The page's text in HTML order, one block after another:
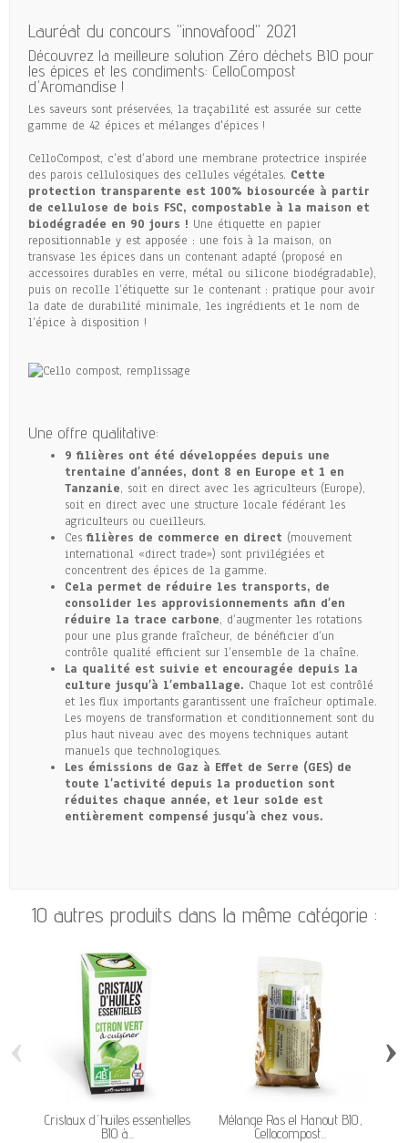
Lauréat du concours "innovafood" 2021
Découvrez la meilleure solution Zéro déchets BIO pour
les épices et les condiments: CelloCompost
d'Aromandise !
Les saveurs sont préservées, la traçabilité est assurée sur cette
gamme de 42 épices et mélanges d'épices !
CelloCompost, c’est d’abord une membrane protectrice inspirée
des parois cellulosiques des cellules végétales. Cette
protection transparente est 100% biosourcée à partir
de cellulose de bois FSC, compostable à la maison et
biodégradée en 90 jours ! Une étiquette en papier
repositionnable y est apposée : une fois à la maison, on
transvase les épices dans un contenant adapté (proposé en
accessoires durables en verre, métal ou silicone biodégradable),
puis on recolle l’étiquette sur le contenant : pratique pour avoir
la date de durabilité minimale, les ingrédients et le nom de
l’épice à disposition !
Une offre qualitative:
9 filières ont été développées depuis une
trentaine d’années, dont 8 en Europe et 1 en
Tanzanie, soit en direct avec les agriculteurs (Europe),
soit en direct avec une structure locale fédérant les
agriculteurs ou cueilleurs.
Cesfilières de commerce en direct (mouvement
international «direct trade») sont privilégiées et
concentrent des épices de la gamme.
Cela permet de réduire les transports, de
consolider les approvisionnements afin d’en
réduire la trace carbone, d’augmenter les rotations
pour une plus grande fraîcheur, de bénéficier d’un
contrôle qualité efficient sur l’ensemble de la chaîne.
La qualité est suivie et encouragée depuis la
culture jusqu’à l’emballage. Chaque lot est contrôlé
et les flux importants garantissent une fraîcheur optimale.
Les moyens de transformation et conditionnement sont du
plus haut niveau avec des moyens techniques autant
manuels que technologiques.
Les émissions de Gaz à Effet de Serre (GES) de
toute l’activité depuis la production sont
réduites chaque année, et leur solde est
entièrement compensé jusqu’à chez vous.
10 autres produits dans la même catégorie :
Cristaux d'huiles essentielles
BIO à...
Mélange Ras el Hanout BIO,
Cellocompost...
‹ ›